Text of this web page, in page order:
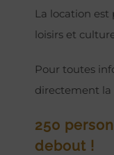
La location est
loisirs et
Pour toutes
directement la
250
debout !